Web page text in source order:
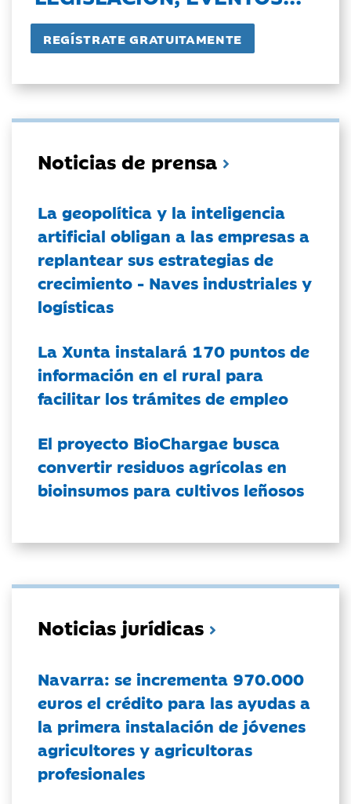
Noticias de prensa
La geopolítica y la inteligencia
artificial obligan a las empresas a
replantear sus estrategias de
crecimiento - Naves industriales y
logísticas
La Xunta instalará 170 puntos de
información en el rural para
facilitar los trámites de empleo
El proyecto BioChargae busca
convertir residuos agrícolas en
bioinsumos para cultivos leñosos
Noticias jurídicas
Navarra: se incrementa 970.000
euros el crédito para las ayudas a
la primera instalación de jóvenes
agricultores y agricultoras
profesionales